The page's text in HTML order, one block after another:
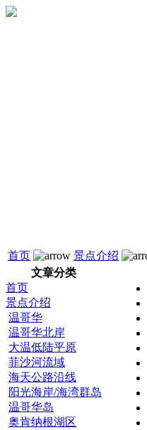
首页 景点介绍
文章分类
首页
景点介绍
温哥华
温哥华北岸
大温低陆平原
菲沙河流域
海天公路沿线
阳光海岸/海湾群岛
温哥华岛
奥肯纳根湖区